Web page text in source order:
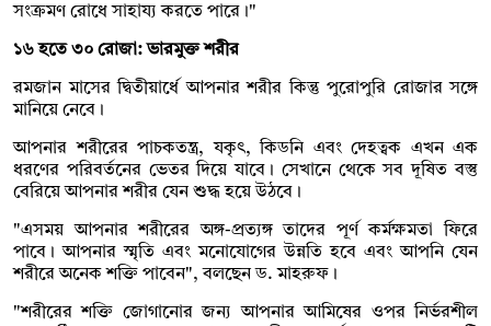
সংক্রমণ রোধে সাহায্য করতে পারে।"
১৬ হতে ৩০ রোজা: ভারমুক্ত শরীর
রমজান মাসের দ্বিতীয়ার্ধে আপনার শরীর কিন্তু পুরোপুরি রোজার সঙ্গে
মানিয়ে নেবে।
আপনার শরীরের পাচকতন্ত্র, যকৃৎ, কিডনি এবং দেহত্বক এখন এক
ধরণের পরিবর্তনের ভেতর দিয়ে যাবে। সেখানে থেকে সব দূষিত বস্তু
বেরিয়ে আপনার শরীর যেন শুদ্ধ হয়ে উঠবে।
"এসময় আপনার শরীরের অঙ্গ-প্রত্যঙ্গ তাদের পূর্ণ কর্মক্ষমতা ফিরে
পাবে। আপনার স্মৃতি এবং মনোযোগের উন্নতি হবে এবং আপনি যেন
শরীরে অনেক শক্তি পাবেন", বলছেন ড. মাহরুফ।
"শরীরের শক্তি জোগানোর জন্য আপনার আমিষের ওপর নির্ভরশীল